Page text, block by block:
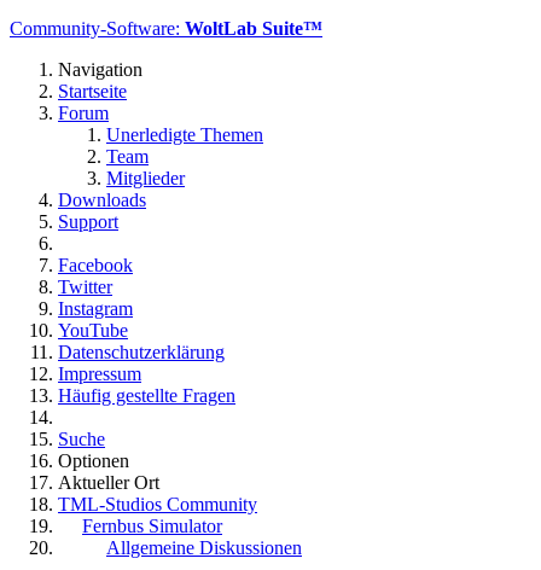
Community-Software: WoltLab Suite™
Navigation
Startseite
Forum
Unerledigte Themen
Team
Mitglieder
Downloads
Support
Facebook
Twitter
Instagram
YouTube
Datenschutzerklärung
Impressum
Häufig gestellte Fragen
Suche
Optionen
Aktueller Ort
TML-Studios Community
Fernbus Simulator
Allgemeine Diskussionen